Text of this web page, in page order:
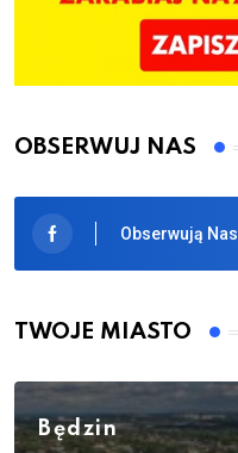
OBSERWUJ NAS
Obserwują Nas
TWOJE MIASTO
Będzin